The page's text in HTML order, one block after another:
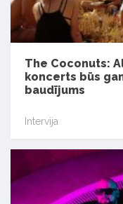
The Coconuts:
koncerts būs
baudījums
Intervija